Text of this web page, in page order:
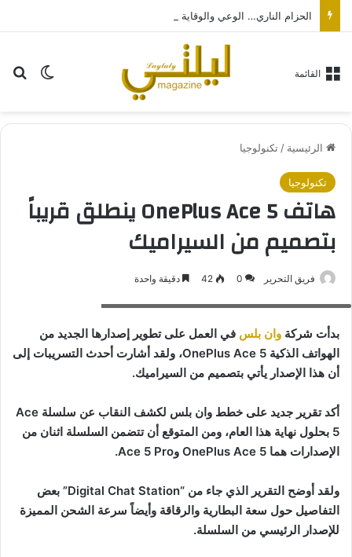
الوضع القائمة
الرئيسية /تكنولوجيا
تكنولوجيا
هاتف OnePlus Ace 5 ينطلق قريباً
بتصميم من السيراميك
فريق التحرير 0
42 دقيقة واحدة
بدأت شركة وان بلس في العمل على تطوير إصدارها الجديد من
الهواتف الذكية OnePlus Ace 5، ولقد أشارت أحدث التسريبات إلى
أن هذا الإصدار يأتي بتصميم من السيراميك.
أكد تقرير جديد على خطط وان بلس لكشف النقاب عن سلسلة Ace
5 بحلول نهاية هذا العام، ومن المتوقع أن تتضمن السلسلة اثنان من
الإصدارات هما OnePlus Ace 5 وAce 5 Pro.
ولقد أوضح التقرير الذي جاء من “Digital Chat Station” بعض
التفاصيل حول سعة البطارية والرقاقة وأيضاً سرعة الشحن المميزة
للإصدار الرئيسي من السلسلة.